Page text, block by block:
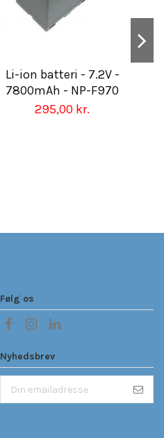
Li-ion batteri - 7.2V -
7800mAh - NP-F970
295,00 kr.
Følg os
Nyhedsbrev